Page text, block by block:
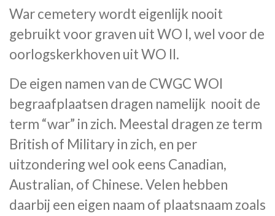
War cemetery wordt eigenlijk nooit
gebruikt voor graven uit WO I, wel voor de
oorlogskerkhoven uit WO II.
De eigen namen van de CWGC WOI
begraafplaatsen dragen namelijk nooit de
term “war” in zich. Meestal dragen ze term
British of Military in zich, en per
uitzondering wel ook eens Canadian,
Australian, of Chinese. Velen hebben
daarbij een eigen naam of plaatsnaam zoals